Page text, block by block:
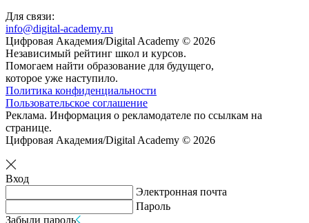
Для связи:
info@digital-academy.ru
Цифровая Академия/Digital Academy © 2026
Независимый рейтинг школ и курсов.
Помогаем найти образование для будущего,
которое уже наступило.
Политика конфиденциальности
Пользовательское соглашение
Реклама. Информация о рекламодателе по ссылкам на
странице.
Цифровая Академия/Digital Academy © 2026
Вход
Электронная почта
Пароль
Забыли пароль